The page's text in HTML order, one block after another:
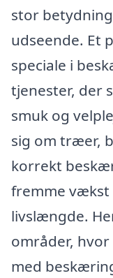
stor
udseende. Et
speciale i
tjenester, der
smuk og
sig om træer,
korrekt
fremme vækst
livslængde.
områder,
med